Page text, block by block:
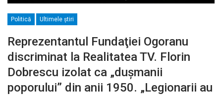
Politică Ultimele ştiri
Reprezentantul Fundaţiei Ogoranu
discriminat la Realitatea TV. Florin
Dobrescu izolat ca „duşmanii
poporului” din anii 1950. „Legionarii au